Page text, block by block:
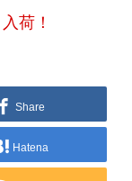
荷！
Share
Hatena